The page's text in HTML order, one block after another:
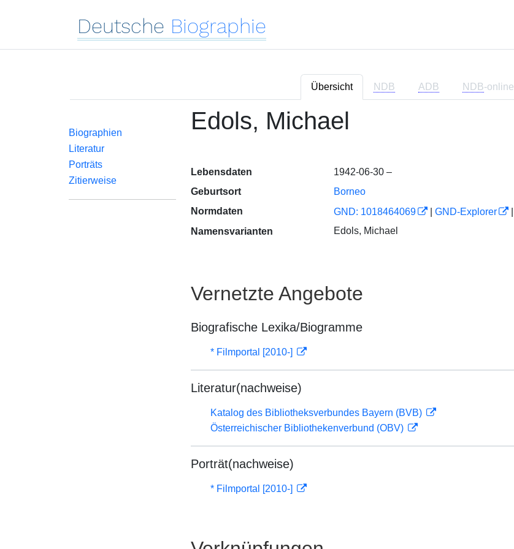
Deutsche Biographie
Übersicht NDB ADB NDB-online
Biographien
Literatur
Porträts
Zitierweise
Edols, Michael
Lebensdaten
1942-06-30 –
Geburtsort
Borneo
Normdaten
GND: 1018464069 GND-Explorer
Namensvarianten
Edols, Michael
Vernetzte Angebote
Biografische Lexika/Biogramme
* Filmportal [2010-]
Literatur(nachweise)
Katalog des Bibliotheksverbundes Bayern (BVB)
Österreichischer Bibliothekenverbund (OBV)
Porträt(nachweise)
* Filmportal [2010-]